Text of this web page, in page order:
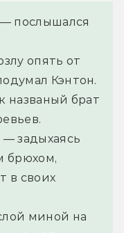
послышался
опять от
Кэнтон.
названый брат
— задыхаясь
брюхом,
в своих
миной на